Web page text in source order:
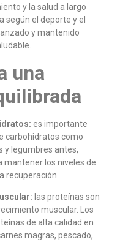
y la salud a largo
según el deporte y el
y mantenido
una
es importante
carbohidratos como
y legumbres antes,
mantener los niveles de
recuperación.
las proteínas son
muscular. Los
de alta calidad en
magras, pescado,